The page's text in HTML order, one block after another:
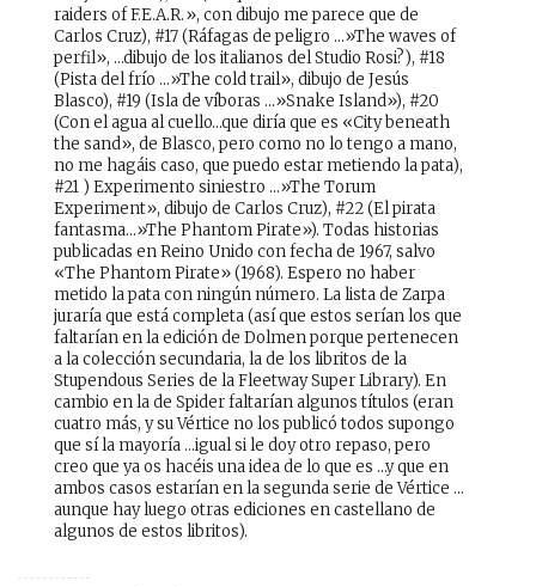
raiders of F.E.A.R.», con dibujo me parece que de
Carlos Cruz), #17 (Ráfagas de peligro …»The waves of
perfil», …dibujo de los italianos del Studio Rosi?), #18
(Pista del frío …»The cold trail», dibujo de Jesús
Blasco), #19 (Isla de víboras …»Snake Island»), #20
(Con el agua al cuello…que diría que es «City beneath
the sand», de Blasco, pero como no lo tengo a mano,
no me hagáis caso, que puedo estar metiendo la pata),
#21 ) Experimento siniestro …»The Torum
Experiment», dibujo de Carlos Cruz), #22 (El pirata
fantasma…»The Phantom Pirate»). Todas historias
publicadas en Reino Unido con fecha de 1967, salvo
«The Phantom Pirate» (1968). Espero no haber
metido la pata con ningún número. La lista de Zarpa
juraría que está completa (así que estos serían los que
faltarían en la edición de Dolmen porque pertenecen
a la colección secundaria, la de los libritos de la
Stupendous Series de la Fleetway Super Library). En
cambio en la de Spider faltarían algunos títulos (eran
cuatro más, y su Vértice no los publicó todos supongo
que sí la mayoría …igual si le doy otro repaso, pero
creo que ya os hacéis una idea de lo que es …y que en
ambos casos estarían en la segunda serie de Vértice …
aunque hay luego otras ediciones en castellano de
algunos de estos libritos).